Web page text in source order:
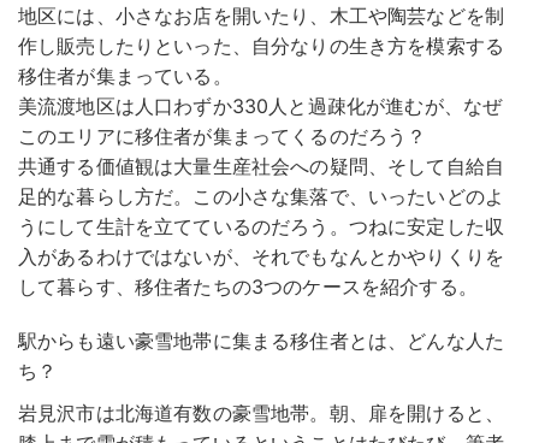
地区には、小さなお店を開いたり、木工や陶芸などを制
作し販売したりといった、自分なりの生き方を模索する
移住者が集まっている。
美流渡地区は人口わずか330人と過疎化が進むが、なぜ
このエリアに移住者が集まってくるのだろう？
共通する価値観は大量生産社会への疑問、そして自給自
足的な暮らし方だ。この小さな集落で、いったいどのよ
うにして生計を立てているのだろう。つねに安定した収
入があるわけではないが、それでもなんとかやりくりを
して暮らす、移住者たちの3つのケースを紹介する。
駅からも遠い豪雪地帯に集まる移住者とは、どんな人た
ち？
岩見沢市は北海道有数の豪雪地帯。朝、扉を開けると、